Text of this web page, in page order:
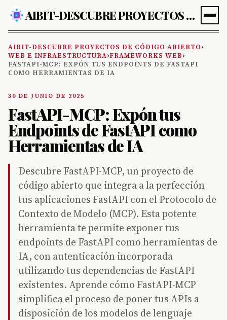
AIBIT-DESCUBRE PROYECTOS DE CÓDIGO ABIERTO
AIBIT-DESCUBRE PROYECTOS DE CÓDIGO ABIERTO›
WEB E INFRAESTRUCTURA›FRAMEWORKS WEB›
FASTAPI-MCP: EXPÓN TUS ENDPOINTS DE FASTAPI
COMO HERRAMIENTAS DE IA
30 DE JUNIO DE 2025
FastAPI-MCP: Expón tus
Endpoints de FastAPI como
Herramientas de IA
Descubre FastAPI-MCP, un proyecto de
código abierto que integra a la perfección
tus aplicaciones FastAPI con el Protocolo de
Contexto de Modelo (MCP). Esta potente
herramienta te permite exponer tus
endpoints de FastAPI como herramientas de
IA, con autenticación incorporada
utilizando tus dependencias de FastAPI
existentes. Aprende cómo FastAPI-MCP
simplifica el proceso de poner tus APIs a
disposición de los modelos de lenguaje